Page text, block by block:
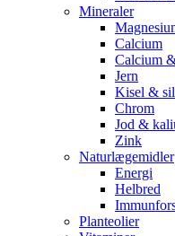
Mineraler
Calcium
Calcium
Jern
Kisel &
Chrom
Jod &
Zink
Naturlægemidler
Energi
Helbred
Planteolier